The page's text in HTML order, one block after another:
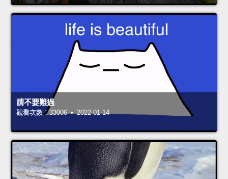
請不要難過
觀看次數：33006 • 2022-01-14